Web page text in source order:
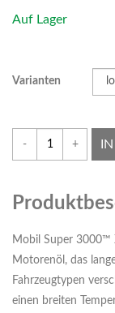
Auf Lager
Varianten
- +
Mobil Super 3000™
Motorenöl, das
Fahrzeugtypen
einen breiten